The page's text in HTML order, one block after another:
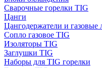
Сварочные горелки TIG
Цанги
Цангодержатели и газовые
Сопло газовое TIG
Изоляторы TIG
Заглушки TIG
Наборы для TIG горелки